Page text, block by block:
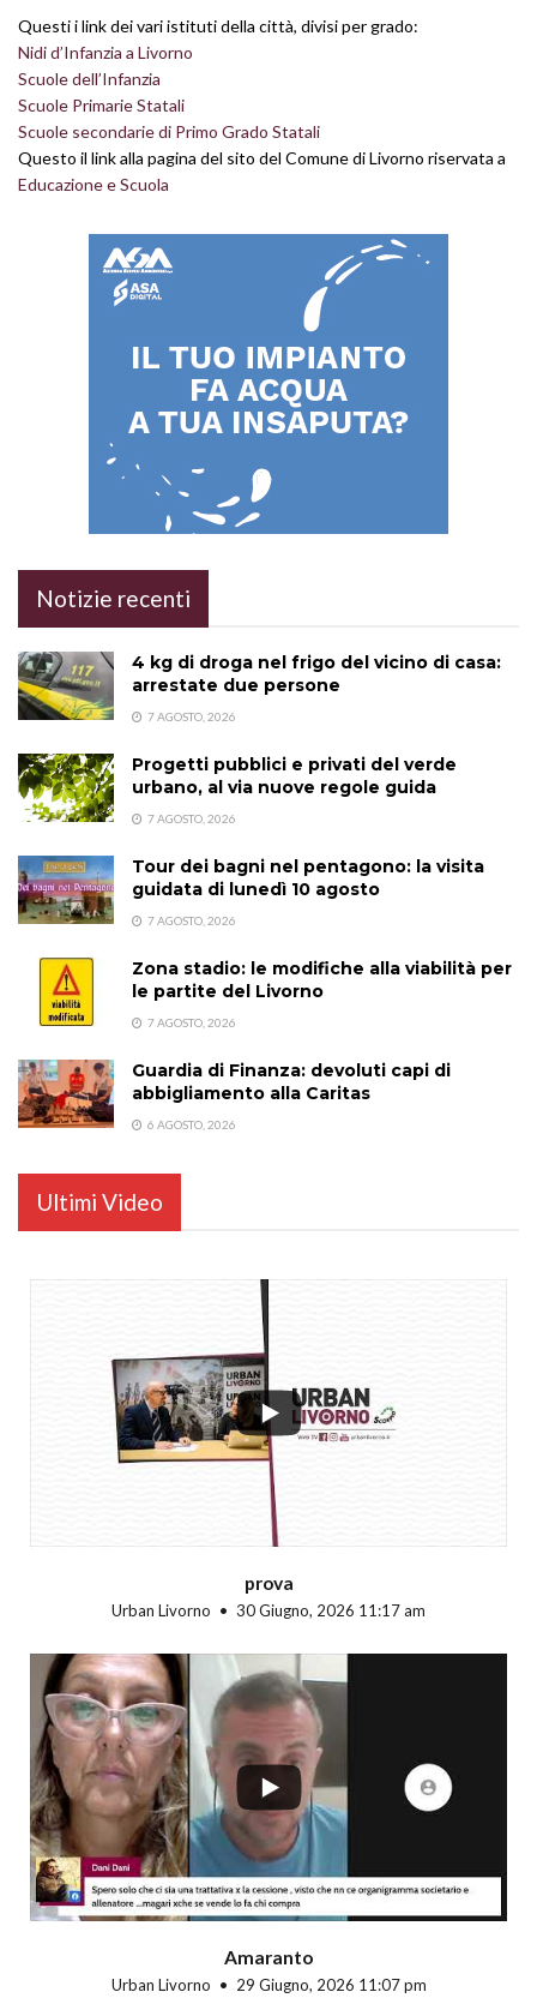
Questi i link dei vari istituti della città, divisi per grado:
Nidi d’Infanzia a Livorno
Scuole dell’Infanzia
Scuole Primarie Statali
Scuole secondarie di Primo Grado Statali
Questo il link alla pagina del sito del Comune di Livorno riservata a
Educazione e Scuola
Notizie recenti
4 kg di droga nel frigo del vicino di casa:
arrestate due persone
7 AGOSTO, 2026
Progetti pubblici e privati del verde
urbano, al via nuove regole guida
7 AGOSTO, 2026
Tour dei bagni nel pentagono: la visita
guidata di lunedì 10 agosto
7 AGOSTO, 2026
Zona stadio: le modifiche alla viabilità per
le partite del Livorno
7 AGOSTO, 2026
Guardia di Finanza: devoluti capi di
abbigliamento alla Caritas
6 AGOSTO, 2026
Ultimi Video
prova
Urban Livorno 30 Giugno, 2026 11:17 am
Amaranto
Urban Livorno 29 Giugno, 2026 11:07 pm